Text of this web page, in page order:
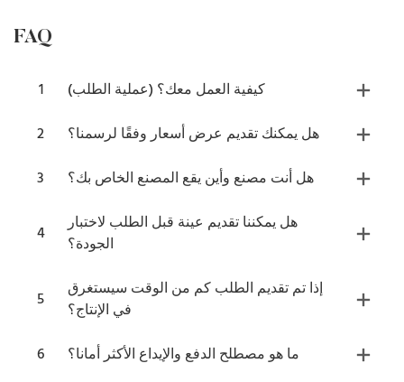
FAQ
1
كيفية العمل معك؟ (عملية الطلب)
2
هل يمكنك تقديم عرض أسعار وفقًا لرسمنا؟
3
هل أنت مصنع وأين يقع المصنع الخاص بك؟
4
هل يمكننا تقديم عينة قبل الطلب لاختبار
الجودة؟
5
إذا تم تقديم الطلب كم من الوقت سيستغرق
في الإنتاج؟
6
ما هو مصطلح الدفع والإيداع الأكثر أمانا؟